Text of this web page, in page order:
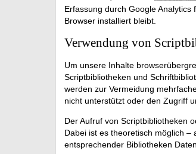
Erfassung durch Google
Browser installiert bleibt.
Verwendung von
Um unsere Inhalte
Scriptbibliotheken und
werden zur Vermeidung
nicht unterstützt oder den Zugriff
Der Aufruf von Scriptbibliotheken
Dabei ist es theoretisch möglich
entsprechender Bibliotheken